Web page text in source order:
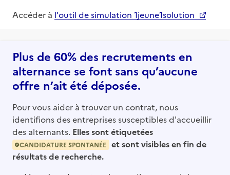
Accéder à l'outil de simulation 1jeune1solution
Plus de 60% des recrutements en
alternance se font sans qu’aucune
offre n’ait été déposée.
Pour vous aider à trouver un contrat, nous
identifions des entreprises susceptibles d'accueillir
des alternants. Elles sont étiquetées
CANDIDATURE SPONTANÉE
et sont visibles en fin de
résultats de recherche.